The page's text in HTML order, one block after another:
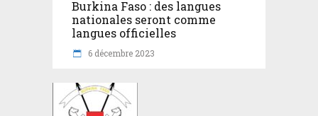
Burkina Faso : des langues
nationales seront comme
langues officielles
6 décembre 2023